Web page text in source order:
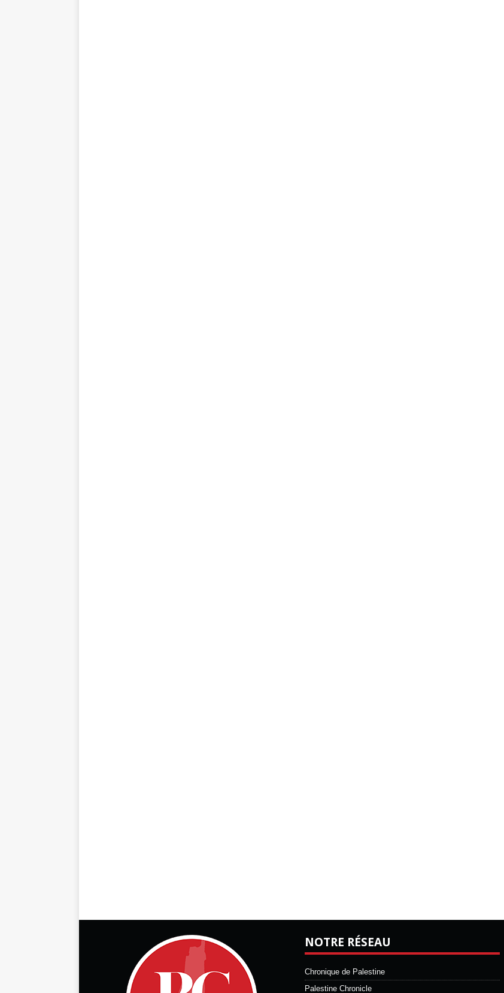
NOTRE RÉSEAU
Chronique de Palestine
Palestine Chronicle